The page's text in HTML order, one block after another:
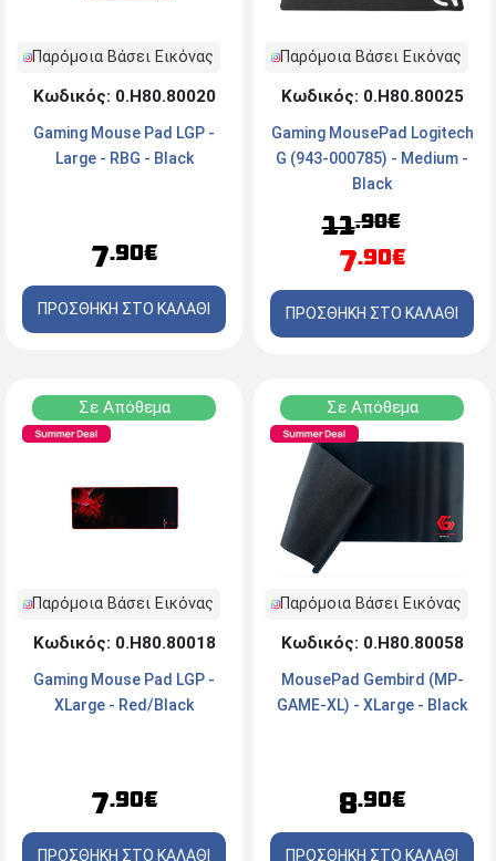
Παρόμοια Βάσει Εικόνας
Κωδικός: 0.Η80.80020
Gaming Mouse Pad LGP -
Large - RBG - Black
7.90€
ΠΡΟΣΘΗΚΗ ΣΤΟ ΚΑΛΑΘΙ
Παρόμοια Βάσει Εικόνας
Κωδικός: 0.Η80.80025
Gaming MousePad Logitech
G (943-000785) - Medium -
Black
11.90€
7.90€
ΠΡΟΣΘΗΚΗ ΣΤΟ ΚΑΛΑΘΙ
Σε Απόθεμα
Παρόμοια Βάσει Εικόνας
Κωδικός: 0.Η80.80018
Gaming Mouse Pad LGP -
XLarge - Red/Black
7.90€
ΠΡΟΣΘΗΚΗ ΣΤΟ ΚΑΛΑΘΙ
Σε Απόθεμα
Παρόμοια Βάσει Εικόνας
Κωδικός: 0.Η80.80058
MousePad Gembird (MP-
GAME-XL) - XLarge - Black
8.90€
ΠΡΟΣΘΗΚΗ ΣΤΟ ΚΑΛΑΘΙ